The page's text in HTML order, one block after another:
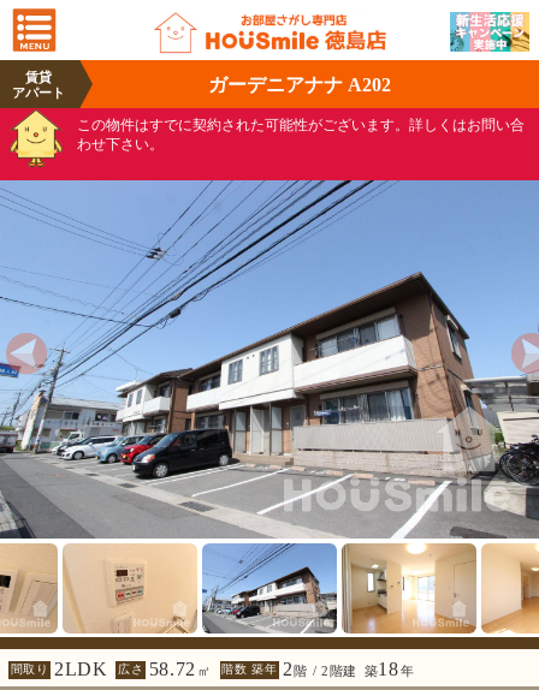
賃貸
アパート
ガーデニアナナ A202
この物件はすでに契約された可能性がございます。詳しくはお問い合
わせ下さい。
間取り 2LDK 広さ 58.72 ㎡ 階数 築年 2 階 / 2階建 築18年